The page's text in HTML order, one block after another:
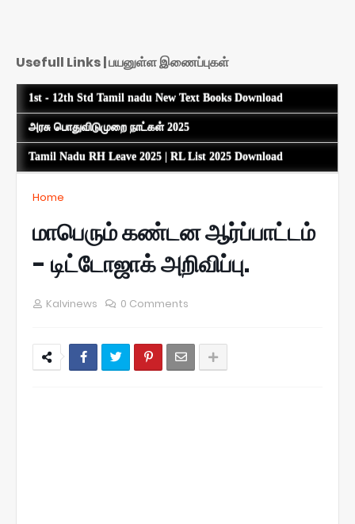
Usefull Links | பயனுள்ள இணைப்புகள்
1st - 12th Std Tamil nadu New Text Books Download
அரசு பொதுவிடுமுறை நாட்கள் 2025
Tamil Nadu RH Leave 2025 | RL List 2025 Download
Home
மாபெரும் கண்டன ஆர்ப்பாட்டம்
- டிட்டோஜாக் அறிவிப்பு.
Kalvinews 0 Comments